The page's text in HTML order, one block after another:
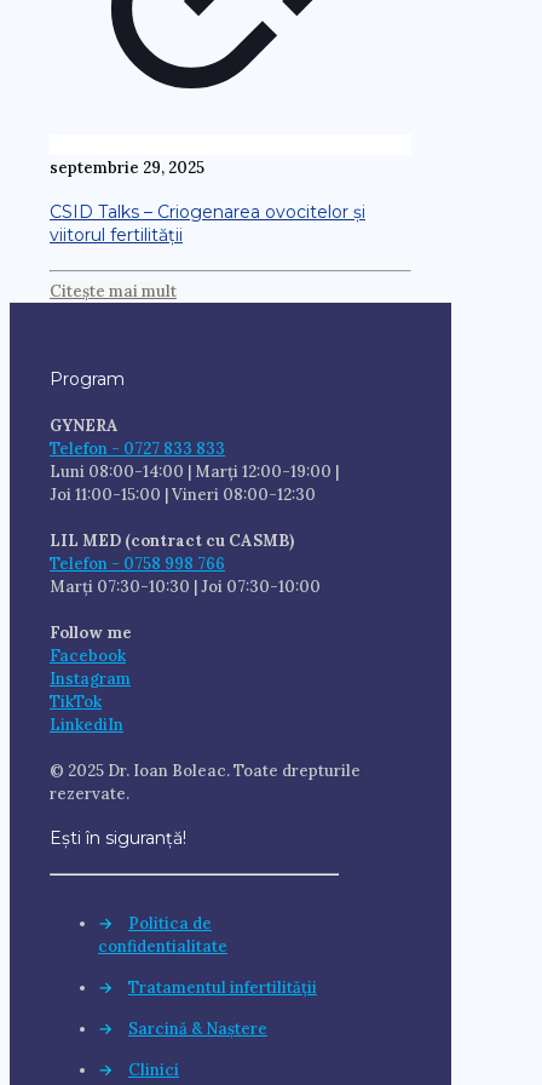
septembrie 29, 2025
CSID Talks – Criogenarea ovocitelor și
viitorul fertilității
Citește mai mult
Program
GYNERA
Telefon - 0727 833 833
Luni 08:00-14:00 | Marți 12:00-19:00 |
Joi 11:00-15:00 | Vineri 08:00-12:30
LIL MED (contract cu CASMB)
Telefon - 0758 998 766
Marți 07:30-10:30 | Joi 07:30-10:00
Follow me
Facebook
Instagram
TikTok
LinkediIn
© 2025 Dr. Ioan Boleac. Toate drepturile
rezervate.
Ești în siguranță!
→
Politica de
confidentialitate
→
Tratamentul infertilității
→
Sarcină & Naștere
→
Clinici